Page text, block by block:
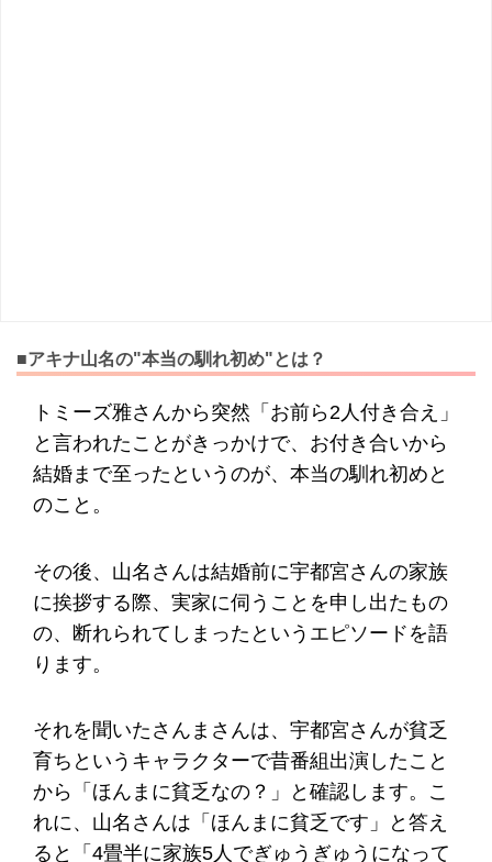
■アキナ山名の"本当の馴れ初め"とは？
トミーズ雅さんから突然「お前ら2人付き合え」
と言われたことがきっかけで、お付き合いから
結婚まで至ったというのが、本当の馴れ初めと
のこと。
その後、山名さんは結婚前に宇都宮さんの家族
に挨拶する際、実家に伺うことを申し出たもの
の、断れられてしまったというエピソードを語
ります。
それを聞いたさんまさんは、宇都宮さんが貧乏
育ちというキャラクターで昔番組出演したこと
から「ほんまに貧乏なの？」と確認します。こ
れに、山名さんは「ほんまに貧乏です」と答え
ると「4畳半に家族5人でぎゅうぎゅうになって